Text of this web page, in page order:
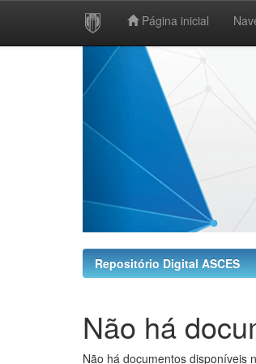
Skip
Página inicial
Repositório Digital ASCES
Não há
Não há documentos disponíveis